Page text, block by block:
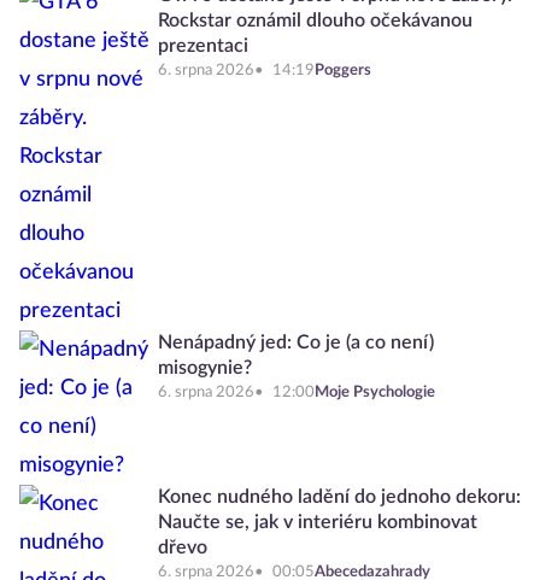
Rockstar oznámil dlouho očekávanou
prezentaci
6. srpna 2026 14:19 Poggers
Nenápadný jed: Co je (a co není)
misogynie?
6. srpna 2026 12:00 Moje Psychologie
Konec nudného ladění do jednoho dekoru:
Naučte se, jak v interiéru kombinovat
dřevo
6. srpna 2026 00:05Abecedazahrady